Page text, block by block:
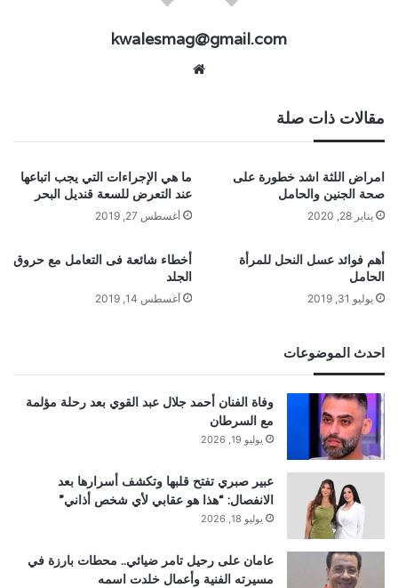
kwalesmag@gmail.com
مقالات ذات صلة
امراض اللثة اشد خطورة على
صحة الجنين والحامل
يناير 28, 2020
ما هي الإجراءات التي يجب اتباعها
عند التعرض للسعة قنديل البحر
أغسطس 27, 2019
أهم فوائد عسل النحل للمرأة
الحامل
يوليو 31, 2019
أخطاء شائعة فى التعامل مع حروق
الجلد
أغسطس 14, 2019
احدث الموضوعات
وفاة الفنان أحمد جلال عبد القوي بعد رحلة مؤلمة
مع السرطان
يوليو 19, 2026
عبير صبري تفتح قلبها وتكشف أسرارها بعد
الانفصال: “هذا هو عقابي لأي شخص أذاني”
يوليو 18, 2026
عامان على رحيل تامر ضيائي.. محطات بارزة في
مسيرته الفنية وأعمال خلدت اسمه